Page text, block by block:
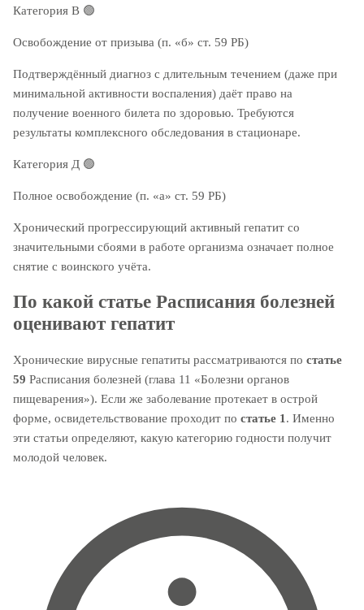
Категория В 🟢
Освобождение от призыва (п. «б» ст. 59 РБ)
Подтверждённый диагноз с длительным течением (даже при
минимальной активности воспаления) даёт право на
получение военного билета по здоровью. Требуются
результаты комплексного обследования в стационаре.
Категория Д 🟢
Полное освобождение (п. «а» ст. 59 РБ)
Хронический прогрессирующий активный гепатит со
значительными сбоями в работе организма означает полное
снятие с воинского учёта.
По какой статье Расписания болезней
оценивают гепатит
Хронические вирусные гепатиты рассматриваются по статье
59 Расписания болезней (глава 11 «Болезни органов
пищеварения»). Если же заболевание протекает в острой
форме, освидетельствование проходит по статье 1 . Именно
эти статьи определяют, какую категорию годности получит
молодой человек.